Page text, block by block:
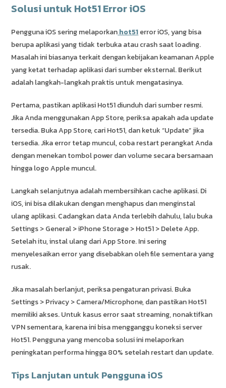
Solusi untuk Hot51 Error iOS
Pengguna iOS sering melaporkanhot51error iOS, yang bisa
berupa aplikasi yang tidak terbuka atau crash saat loading.
Masalah ini biasanya terkait dengan kebijakan keamanan Apple
yang ketat terhadap aplikasi dari sumber eksternal. Berikut
adalah langkah-langkah praktis untuk mengatasinya.
Pertama, pastikan aplikasi Hot51 diunduh dari sumber resmi.
Jika Anda menggunakan App Store, periksa apakah ada update
tersedia. Buka App Store, cari Hot51, dan ketuk “Update” jika
tersedia. Jika error tetap muncul, coba restart perangkat Anda
dengan menekan tombol power dan volume secara bersamaan
hingga logo Apple muncul.
Langkah selanjutnya adalah membersihkan cache aplikasi. Di
iOS, ini bisa dilakukan dengan menghapus dan menginstal
ulang aplikasi. Cadangkan data Anda terlebih dahulu, lalu buka
Settings > General > iPhone Storage > Hot51 > Delete App.
Setelah itu, instal ulang dari App Store. Ini sering
menyelesaikan error yang disebabkan oleh file sementara yang
rusak.
Jika masalah berlanjut, periksa pengaturan privasi. Buka
Settings > Privacy > Camera/Microphone, dan pastikan Hot51
memiliki akses. Untuk kasus error saat streaming, nonaktifkan
VPN sementara, karena ini bisa mengganggu koneksi server
Hot51. Pengguna yang mencoba solusi ini melaporkan
peningkatan performa hingga 80% setelah restart dan update.
Tips Lanjutan untuk Pengguna iOS